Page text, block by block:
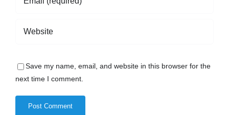
Save my name, email, and website in this browser for the
next time I comment.